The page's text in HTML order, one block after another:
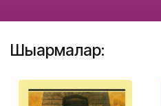
Шығармалар: